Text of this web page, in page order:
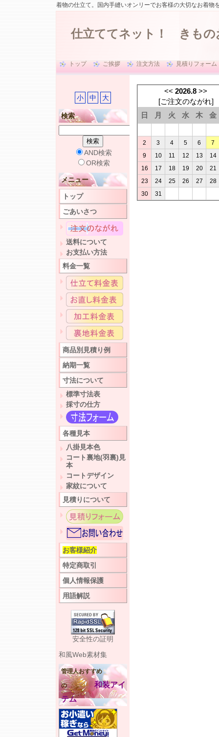
着物の仕立て。国内手縫いオンリーでお客様の大切なお着物
仕立ててネット！ きもの
トップ ご挨拶 注文方法 見積りフォーム
<< 2026.8 >>
[ご注文のながれ]
日
月 火 水 木 金
2 3 4 5 6
7
9
10 11 12 13
14
16
17 18 19 20
21
23
24 25 26 27
28
30
31
小 中 大
検索
AND検索
OR検索
メニュー
トップ
ごあいさつ
送料について
お支払い方法
料金一覧
商品別見積り例
納期一覧
寸法について
標準寸法表
採寸の仕方
各種見本
八掛見本色
コート裏地(羽裏)見
本
コートデザイン
家紋について
見積りについて
お客様紹介
特定商取引
個人情報保護
用語解説
安全性の証明
和風Web素材集
管理人おすすめ
の
和装アイ
テム